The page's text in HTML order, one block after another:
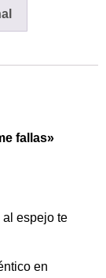
fallas»
al espejo te
en